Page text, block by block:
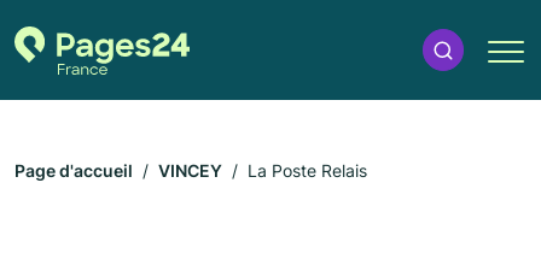
Page d'accueil VINCEY La Poste Relais